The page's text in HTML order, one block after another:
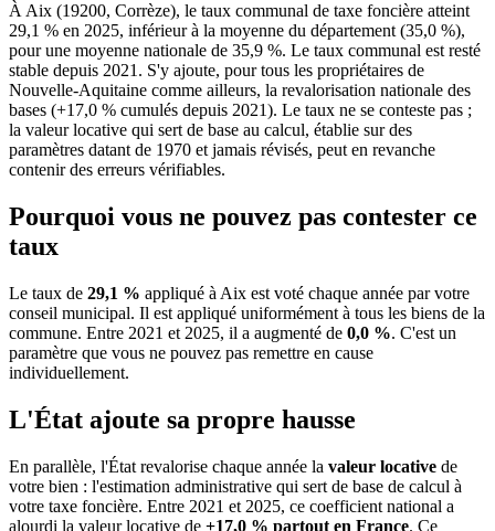
À Aix (19200, Corrèze), le taux communal de taxe foncière atteint
29,1 % en 2025, inférieur à la moyenne du département (35,0 %),
pour une moyenne nationale de 35,9 %. Le taux communal est resté
stable depuis 2021. S'y ajoute, pour tous les propriétaires de
Nouvelle-Aquitaine comme ailleurs, la revalorisation nationale des
bases (+17,0 % cumulés depuis 2021). Le taux ne se conteste pas ;
la valeur locative qui sert de base au calcul, établie sur des
paramètres datant de 1970 et jamais révisés, peut en revanche
contenir des erreurs vérifiables.
Pourquoi vous ne pouvez pas contester ce
taux
Le taux de 29,1 % appliqué à Aix est voté chaque année par votre
conseil municipal. Il est appliqué uniformément à tous les biens de la
commune. Entre 2021 et 2025, il a augmenté de 0,0 %. C'est un
paramètre que vous ne pouvez pas remettre en cause
individuellement.
L'État ajoute sa propre hausse
En parallèle, l'État revalorise chaque année la valeur locative de
votre bien : l'estimation administrative qui sert de base de calcul à
votre taxe foncière. Entre 2021 et 2025, ce coefficient national a
alourdi la valeur locative de +17,0 % partout en France. Ce